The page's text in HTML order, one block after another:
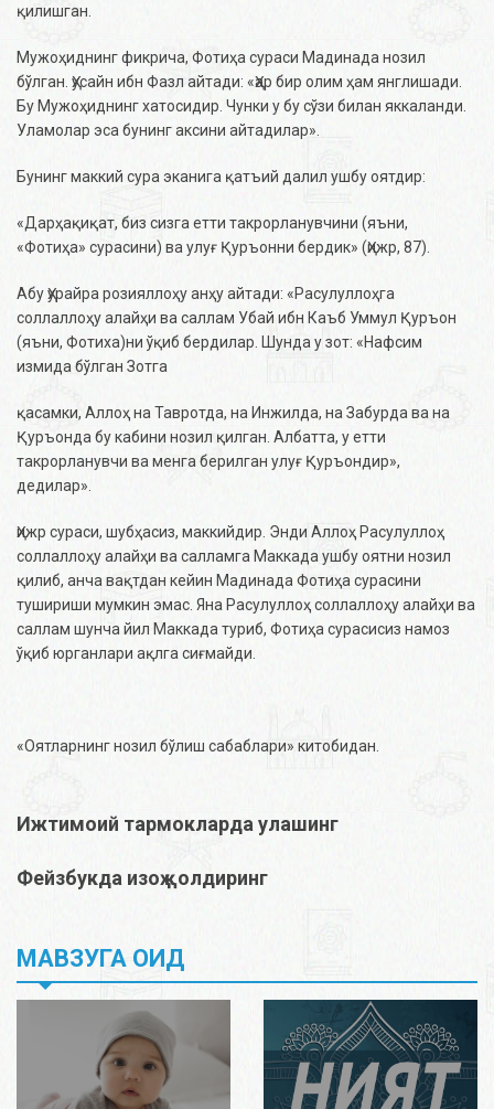
қилишган.
Мужоҳиднинг фикрича, Фотиҳа сураси Мадинада нозил
бўлган. Ҳусайн ибн Фазл айтади: «Ҳар бир олим ҳам янглишади.
Бу Мужоҳиднинг хатосидир. Чунки у бу сўзи билан яккаланди.
Уламолар эса бунинг аксини айтадилар».
Бунинг маккий сура эканига қатъий далил ушбу оятдир:
«Дарҳақиқат, биз сизга етти такрорланувчини (яъни,
«Фотиҳа» сурасини) ва улуғ Қуръонни бердик» (Ҳижр, 87).
Абу Ҳурайра розияллоҳу анҳу айтади: «Расулуллоҳга
соллаллоҳу алайҳи ва саллам Убай ибн Каъб Уммул Қуръон
(яъни, Фотиха)ни ўқиб бердилар. Шунда у зот: «Нафсим
измида бўлган Зотга
қасамки, Аллоҳ на Тавротда, на Инжилда, на Забурда ва на
Қуръонда бу кабини нозил қилган. Албатта, у етти
такрорланувчи ва менга берилган улуғ Қуръондир»,
дедилар».
Ҳижр сураси, шубҳасиз, маккийдир. Энди Аллоҳ Расулуллоҳ
соллаллоҳу алайҳи ва салламга Маккада ушбу оятни нозил
қилиб, анча вақтдан кейин Мадинада Фотиҳа сурасини
тушириши мумкин эмас. Яна Расулуллоҳ соллаллоҳу алайҳи ва
саллам шунча йил Маккада туриб, Фотиҳа сурасисиз намоз
ўқиб юрганлари ақлга сиғмайди.
«Оятларнинг нозил бўлиш сабаблари» китобидан.
Ижтимоий тармокларда улашинг
Фейзбукда изоҳ қолдиринг
МАВЗУГА ОИД